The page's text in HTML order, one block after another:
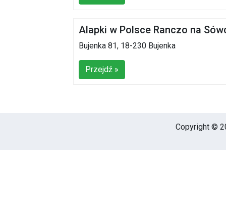
Alapki w Polsce Ranczo na
Bujenka 81, 18-230 Bujenka
Przejdź »
Copyright ©